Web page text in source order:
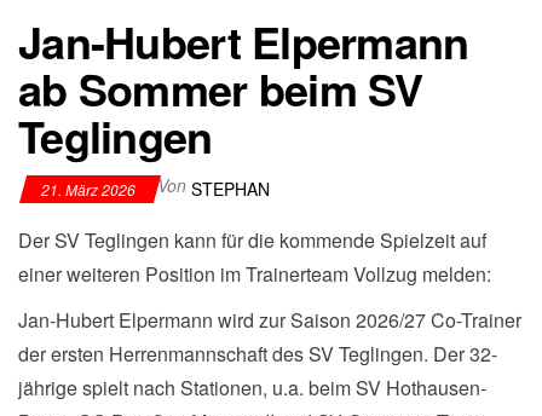
Teglingen
Jan-Hubert Elpermann
ab Sommer beim SV
Teglingen
21. März 2026 Von STEPHAN
Der SV Teglingen kann für die kommende Spielzeit auf
einer weiteren Position im Trainerteam Vollzug melden:
Jan-Hubert Elpermann wird zur Saison 2026/27 Co-Trainer
der ersten Herrenmannschaft des SV Teglingen. Der 32-
jährige spielt nach Stationen, u.a. beim SV Hothausen-